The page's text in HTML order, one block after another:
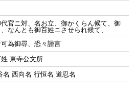
官ニ対、名お立、御かくらん候て、御
なんとも御百姓ニさせられ候て、
為御尋、恐々謹言
東寺公文所
名 西向名 行恒名 道忍名